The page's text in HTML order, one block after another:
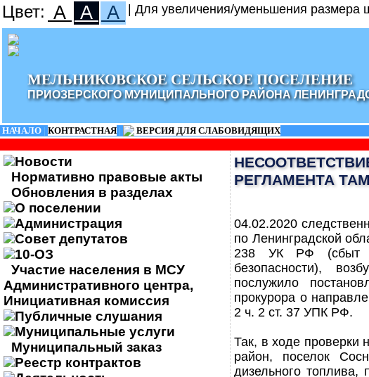
Цвет: A A A | Для увеличения/уменьшения
МЕЛЬНИКОВСКОЕ СЕЛЬСКОЕ ПОСЕЛЕНИЕ
ПРИОЗЕРСКОГО МУНИЦИПАЛЬНОГО РАЙОНА
НАЧАЛО | КОНТРАСТНАЯ |
ВЕРСИЯ ДЛЯ СЛАБОВИДЯЩИХ
Новости
Нормативно правовые акты
Обновления в разделах
О поселении
Администрация
Совет депутатов
10-ОЗ
Участие населения в МСУ
Административного центра,
Инициативная комиссия
Публичные слушания
Муниципальные услуги
Муниципальный заказ
Реестр контрактов
РЕГЛАМЕНТА
04.02.2020
по Ленинградской
238 УК РФ (сбыт
безопасности),
послужило
прокурора о
2 ч. 2 ст. 37 УПК РФ.
Так, в ходе проверки
район, поселок
дизельного топлива,